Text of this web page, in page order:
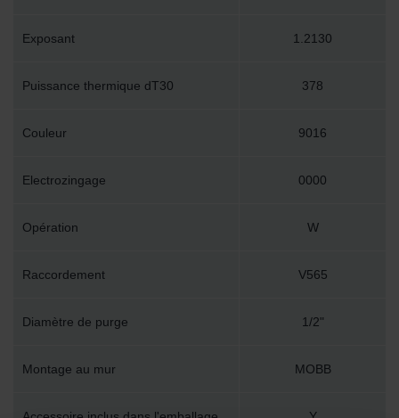
Exposant 1.2130
Puissance thermique dT30 378
Couleur 9016
Electrozingage 0000
Opération W
Raccordement V565
Diamètre de purge 1/2"
Montage au mur MOBB